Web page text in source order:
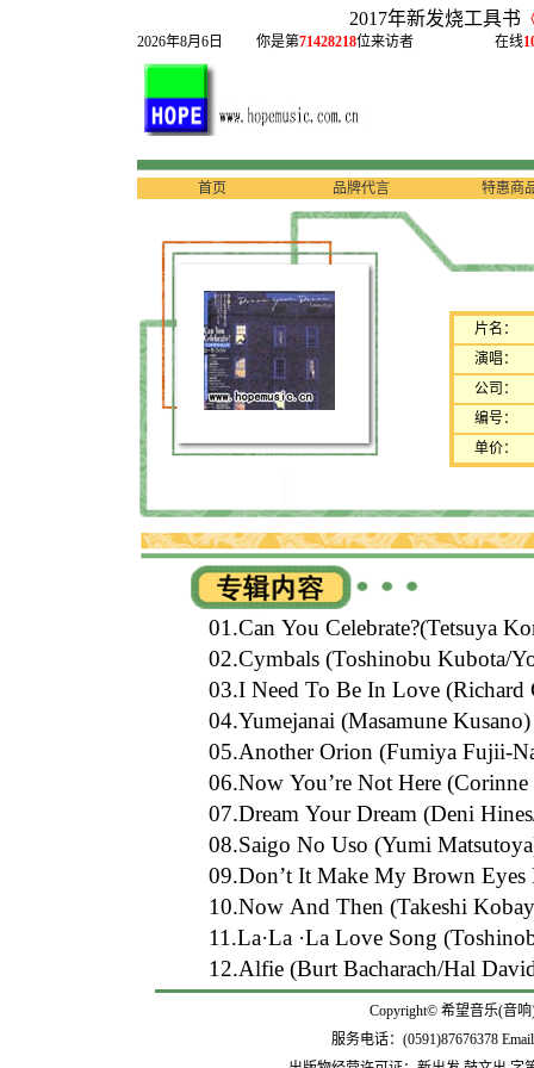
2017年新发烧工具书
2026年8月6日 你是第71428218位来访者 在线
首页 品牌代言 特惠商
片名：
演唱：
公司：
编号：
单价：
01.Can You Celebrate?(Tetsuya
02.Cymbals (Toshinobu Kubota/
03.I Need To Be In Love (Richard
04.Yumejanai (Masamune Kusano)
05.Another Orion (Fumiya Fujii-
06.Now You’re Not Here
07.Dream Your Dream (Deni
08.Saigo No Uso (Yumi
09.Don’t It Make My Brown
10.Now And Then (Takeshi
11.La·La ·La Love Song
12.Alfie (Burt Bacharach/Hal
Copyright© 希望音乐(音
服务电话：(0591)87676378